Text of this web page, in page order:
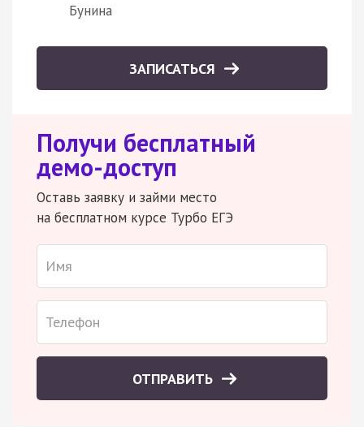
Бунина
ЗАПИСАТЬСЯ
Получи бесплатный
демо-доступ
Оставь заявку и займи место
на бесплатном курсе Турбо ЕГЭ
ОТПРАВИТЬ